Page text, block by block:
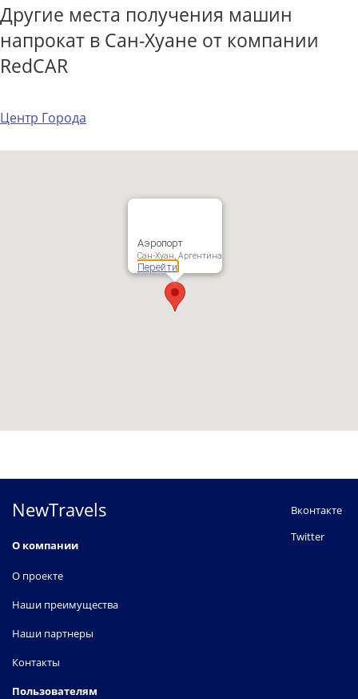
Другие места получения машин
напрокат в Сан-Хуане от компании
RedCAR
Центр Города
Аэропорт
Сан-Хуан, Аргентина
Перейти
NewTravels
О компании
О проекте
Наши преимущества
Наши партнеры
Контакты
Пользователям
Вконтакте
Twitter